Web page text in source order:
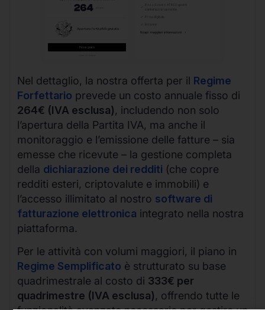
Nel dettaglio, la nostra offerta per il Regime
Forfettario prevede un costo annuale fisso di
264€ (IVA esclusa), includendo non solo
l’apertura della Partita IVA, ma anche il
monitoraggio e l’emissione delle fatture – sia
emesse che ricevute – la gestione completa
della dichiarazione dei redditi (che copre
redditi esteri, criptovalute e immobili) e
l’accesso illimitato al nostro software di
fatturazione elettronica integrato nella nostra
piattaforma.
Per le attività con volumi maggiori, il piano in
Regime Semplificato è strutturato su base
quadrimestrale al costo di 333€ per
quadrimestre (IVA esclusa), offrendo tutte le